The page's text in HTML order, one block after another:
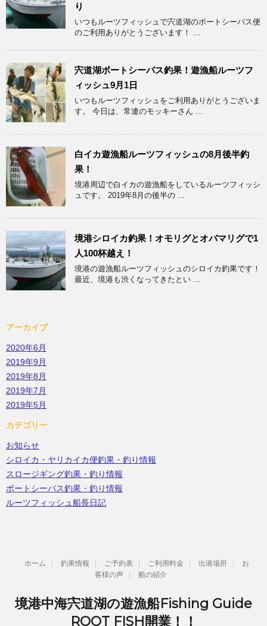
り
いつもルーツフィッシュで宍道湖のボートシーバス便
のご利用ありがとうございます！ ...
宍道湖ボートシーバス釣果！遊漁船ルーツフ
ィッシュ9月1日
いつもルーツフィッシュをご利用ありがとうございま
す。 今日は、常連のモッキーさん ...
白イカ遊漁船ルーツフィッシュの8月後半釣
果！
境港周辺で白イカの遊漁船をしているルーツフィッシ
ュです。 2019年8月の後半の ...
境港シロイカ釣果！オモリグとオバマリグで1
人100杯越え！
境港の遊漁船ルーツフィッシュのシロイカ釣果です！
最近、境港も渋くなってきたとい ...
アーカイブ
2020年6月
2019年9月
2019年8月
2019年7月
2019年5月
カテゴリー
お知らせ
シロイカ・ヤリカイカ便釣果・釣り情報
スロージギング釣果・釣り情報
ボートシーバス釣果・釣り情報
ルーツフィッシュ船長日記
ホーム 釣果情報 ご予約表 ご利用料金 出港場所
お
客様の声
船の紹介
境港中海宍道湖の遊漁船Fishing Guide
ROOT FISH開業！！